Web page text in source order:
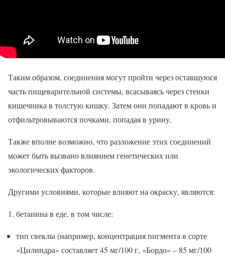
Таким образом, соединения могут пройти через оставшуюся
часть пищеварительной системы, всасываясь через стенки
кишечника в толстую кишку. Затем они попадают в кровь и
отфильтровываются почками, попадая в урину.
Также вполне возможно, что разложение этих соединений
может быть вызвано влиянием генетических или
экологических факторов.
Другими условиями, которые влияют на окраску, являются:
бетанина в еде, в том числе:
тип свеклы (например, концентрация пигмента в сорте
«Цилиндра» составляет 45 мг/100 г, «Бордо» – 85 мг/100